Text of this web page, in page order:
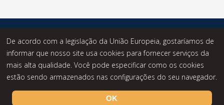
Reservados.
De acordo com a legislação da União Europeia, gostaríamos de
informar que nosso site usa cookies para fornecer serviços da
mais alta qualidade. Você pode especificar como os cookies
estão sendo armazenados nas configurações do seu navegador.
OK